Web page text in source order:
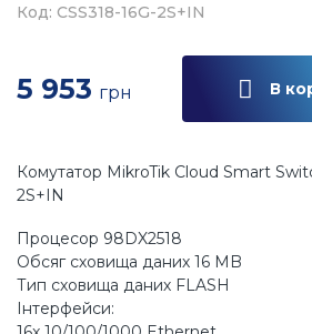
Код: CSS318-16G-2S+IN
5 953 грн В
Комутатор MikroTik Cloud Smart
2S+IN
Процесор 98DX2518
Обсяг сховища даних 16 MB
Тип сховища даних FLASH
Інтерфейси: